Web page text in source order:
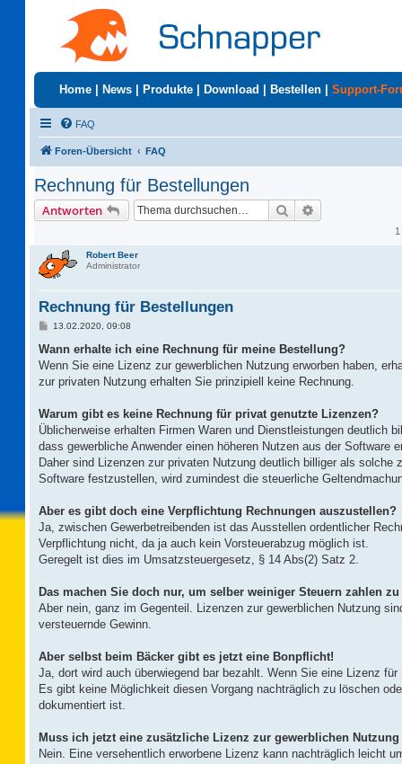
Home News Produkte Download Bestellen Support-
FAQ
Foren-Übersicht FAQ
Rechnung für Bestellungen
Antworten Suche
Robert Beer
Administrator
Rechnung für Bestellungen
B
i
r
a
13.02.2020, 09:08
Wann erhalte ich eine Rechnung für meine Bestellung?
Wenn Sie eine Lizenz zur gewerblichen Nutzung erworben haben,
zur privaten Nutzung erhalten Sie prinzipiell keine Rechnung.
Warum gibt es keine Rechnung für privat genutzte Lizenzen?
Üblicherweise erhalten Firmen Waren und Dienstleistungen deutlich
dass gewerbliche Anwender einen höheren Nutzen aus der Software
Daher sind Lizenzen zur privaten Nutzung deutlich billiger als
Software festzustellen, wird zumindest die steuerliche
Aber es gibt doch eine Verpflichtung Rechnungen auszustellen?
Ja, zwischen Gewerbetreibenden ist das Ausstellen ordentlicher
Verpflichtung nicht, da ja auch kein Vorsteuerabzug möglich ist.
Geregelt ist dies im Umsatzsteuergesetz, § 14 Abs(2) Satz 2.
Das machen Sie doch nur, um selber weiniger Steuern zahlen
Aber nein, ganz im Gegenteil. Lizenzen zur gewerblichen Nutzung
versteuernde Gewinn.
Aber selbst beim Bäcker gibt es jetzt eine Bonpflicht!
Ja, dort wird auch überwiegend bar bezahlt. Wenn Sie eine Lizenz
Es gibt keine Möglichkeit diesen Vorgang nachträglich zu löschen
dokumentiert ist.
Muss ich jetzt eine zusätzliche Lizenz zur gewerblichen Nutzung
Nein. Eine versehentlich erworbene Lizenz kann nachträglich leicht